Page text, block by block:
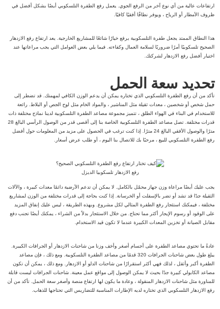
ارتفاعات عالية من أي نوع آخر من الرفع الجوي. يعمل رفع الطفرة التلسكوبي أيضًا بشكل أفضل في
ظروف الأمطار أو الرياح ، ويوفر نطاقًا أفقيًا كافيًا.
هذا النطاق الممتد يجعل طفرة التلسكوبية يرفع خيارًا شائعًا للمشاريع الخارجية. يعد ارتفاع رفع الازدهار
الصحيح تلسكوبيًا أمرًا ضروريًا لسلامة العمال وكفاءته. فيما يلي بعض العوامل التي يجب مراعاتها عند
اختيار أفضل رفع الازدهار لشركتك.
تحديد سعة الحمل
تأكد من أن رفع الطفرة التلسكوبي الذي تختاره يمكن أن يدعم الوزن الكافي لمهمتك. قد تضطر إلى
حمل شخص أو شخصين ، معدات ثقيلة مثل المناشير ، والمواد الخام مثل لوح الجص أو البلاط. رائعة
للاستخدام في البناء في الهواء الطلق ، تتميز مجموعة مصاعد الطفرة التلسكوبية لدينا نماذج مختلفة ذات
قدرات مختلفة. تصل مصاعد الطفرة التلسكوبية الخاصة بنا إلى أقصى قدر من الوصول الرأسي البالغ 28
مترًا والوصول الأفقي البالغ 24 مترًا. إذا كنت ترغب في الحصول على مزيد من المعلومات حول أفضل
رفع الطفرة التلسكوبي للبيع ، مرحبًا بك للاتصال بنا اليوم ، أو طلب عرض أسعار.
رفع الازدهار تلسكوبيا الديزل
يجب عليك أيضًا مراعاة وزن جهاز محمّل بالكامل. لا يمكن أن تدعم الأرضية دائمًا معدات كبيرة ، والآلات
الثقيلة جدًا قد تشد أو تضر بالإسفلت أو الخرسانة. إذا كنت بحاجة إلى قدرات مختلفة من الوزن لمشاريع
مختلفة ، فيمكنك استئجار رفع الطفرة المثالي لكل مشروع. وبهذه الطريقة ، ليس عليك إنفاق المزيد
على الوقود أو رسوم الإيجار أكثر مما تحتاج. من خلال الاستئجار بدلاً من الشراء ، يمكنك أيضًا تجنب دفع
مقابل الصيانة أو تخزين المعدات الكبيرة عندما لا تكون قيد الاستخدام.
عادةً ما تحتوي مصاعد الطفرة على أجسام أصغر وأخف وزنا من شاحنات الازدهار أو الجرافات الكبيرة.
يبلغ طول بعض شاحنات الجرافات 320 قدمًا من مصاعد الطفرة التلسكوبية. ومع ذلك ، فإن مصاعد
الطفرة أكبر وأثقل ، لذلك فهي أكثر استقرارًا من شاحنات الدلو أو الازدهار. ومع ذلك ، يمكن أن تكون
مصاعد الكابولي كبيرة جدًا بحيث لا يمكن الوصول إلى مواقع عمل معينة. شاحنات الجرافات ليست قابلة
للمناورة مثل شاحنات الازدهار المنقولة ، وعادة ما يكون لها ارتفاع منصة وأصغر سعة الحمل. تأكد من أن
رفع الازدهار التلسكوبي الذي تختاره لديه الإطارات المناسبة للتضاريس التي تحتاجها للذهاب.